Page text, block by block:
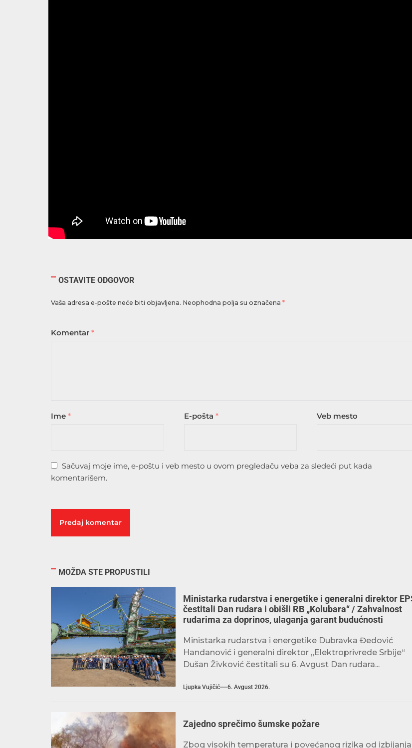
OSTAVITE ODGOVOR
Vaša adresa e-pošte neće biti objavljena. Neophodna polja su označena*
Komentar*
Ime* E-pošta * Veb mesto
Sačuvaj moje ime, e-poštu i veb mesto u ovom pregledaču veba za sledeći put kada
komentarišem.
MOŽDA STE PROPUSTILI
Ministarka rudarstva i energetike i generalni direktor
čestitali Dan rudara i obišli RB „Kolubara“ / Zahvalnost
rudarima za doprinos, ulaganja garant budućnosti
Ministarka rudarstva i energetike Dubravka Đedović
Handanović i generalni direktor „Elektroprivrede Srbije“
Dušan Živković čestitali su 6. Avgust Dan rudara...
Ljupka Vujičić 6. Avgust 2026.
Zajedno sprečimo šumske požare
Zbog visokih temperatura i povećanog rizika od izbijanja